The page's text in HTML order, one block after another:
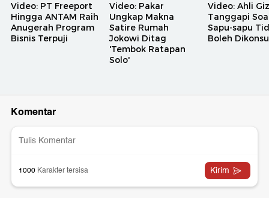
Video: PT Freeport
Hingga ANTAM Raih
Anugerah Program
Bisnis Terpuji
Video: Pakar
Ungkap Makna
Satire Rumah
Jokowi Ditag
'Tembok Ratapan
Solo'
Video: Ahli
Tanggapi
Sapu-sapu
Boleh